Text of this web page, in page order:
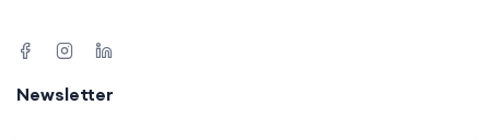
Newsletter